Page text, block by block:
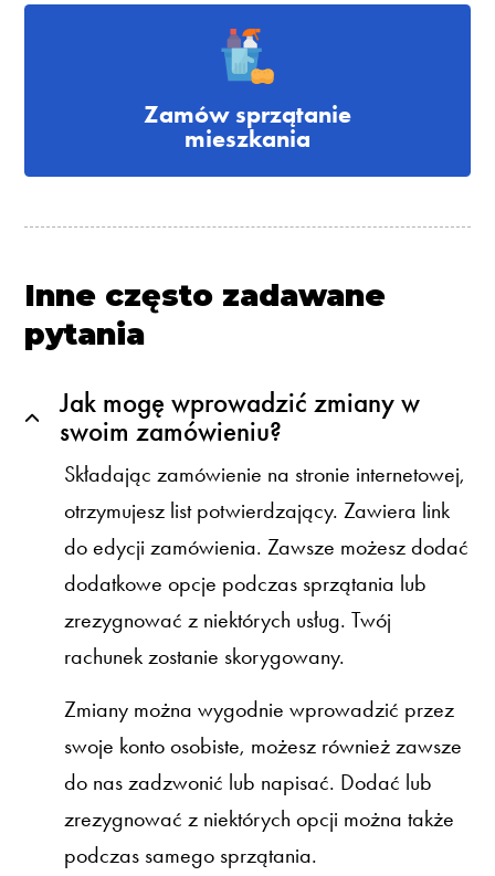
Zamów sprzątanie
mieszkania
Inne często zadawane
pytania
Jak mogę wprowadzić zmiany w
swoim zamówieniu?
Składając zamówienie na stronie internetowej,
otrzymujesz list potwierdzający. Zawiera link
do edycji zamówienia. Zawsze możesz dodać
dodatkowe opcje podczas sprzątania lub
zrezygnować z niektórych usług. Twój
rachunek zostanie skorygowany.
Zmiany można wygodnie wprowadzić przez
swoje konto osobiste, możesz również zawsze
do nas zadzwonić lub napisać. Dodać lub
zrezygnować z niektórych opcji można także
podczas samego sprzątania.